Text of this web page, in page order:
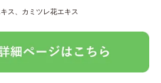
ス、カミツレ花エキス